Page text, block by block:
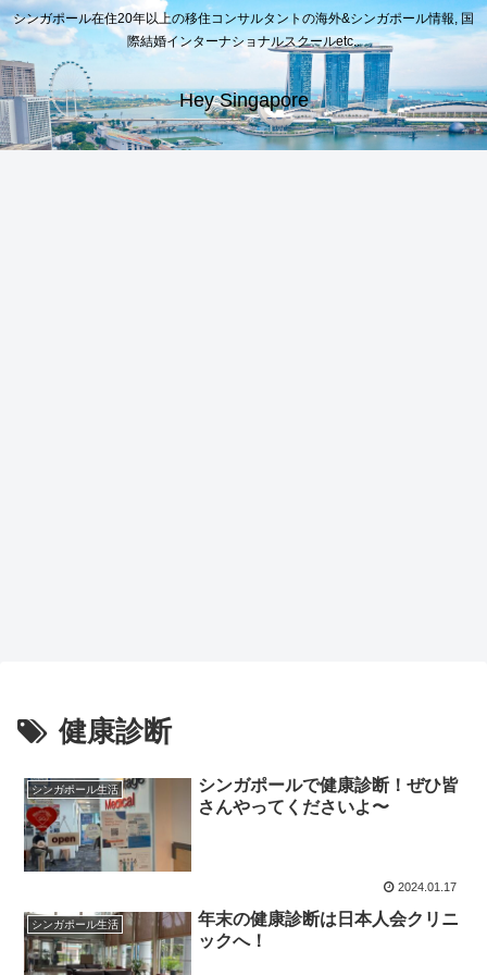
シンガポール在住20年以上の移住コンサルタントの海外&シンガポール情報, 国
際結婚インターナショナルスクールetc..
Hey Singapore
健康診断
シンガポール生活
シンガポールで健康診断！ぜひ皆
さんやってくださいよ〜
2024.01.17
シンガポール生活
年末の健康診断は日本人会クリニ
ックへ！